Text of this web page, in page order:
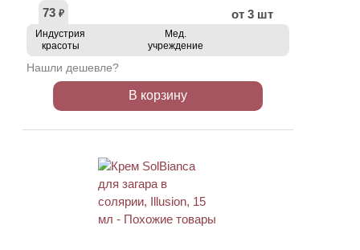
73 ₽ от 3 шт
Индустрия
красоты
Мед.
учреждение
Нашли дешевле?
В корзину